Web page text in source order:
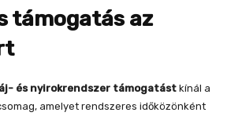
támogatás az
és nyirokrendszer támogatást kínál a
amelyet rendszeres időközönként